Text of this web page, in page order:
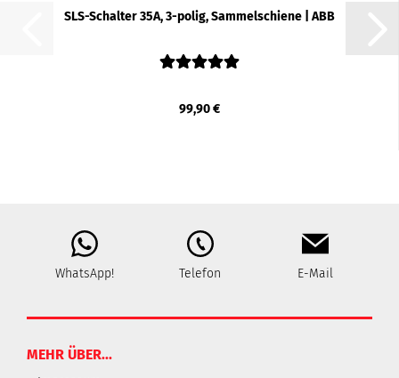
SLS-​Schal­ter 35A, 3-​polig, Sam­mel­schie­ne | ABB
99,90 €
WhatsApp! Telefon E-Mail
MEHR ÜBER...